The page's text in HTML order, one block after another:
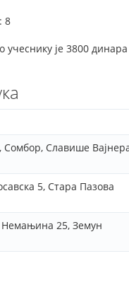
8
учеснику је 3800
Славише
5, Стара Пазова
25, Земун